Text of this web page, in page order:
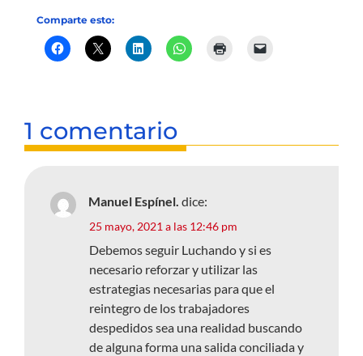
Comparte esto:
1 comentario
Manuel Espínel. dice:
25 mayo, 2021 a las 12:46 pm
Debemos seguir Luchando y si es
necesario reforzar y utilizar las
estrategias necesarias para que el
reintegro de los trabajadores
despedidos sea una realidad buscando
de alguna forma una salida conciliada y